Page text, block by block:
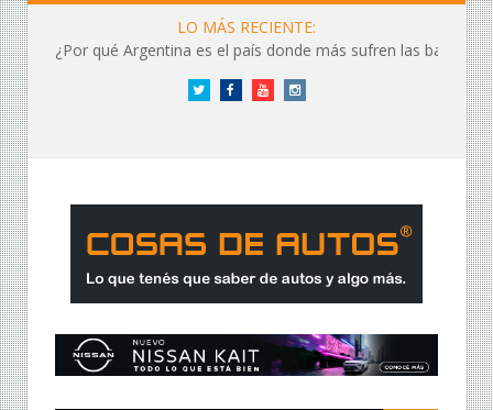
LO MÁS RECIENTE:
¿Por qué Argentina es el país donde más sufren las baterías?
Twitter FacebookYouTubeInstagram